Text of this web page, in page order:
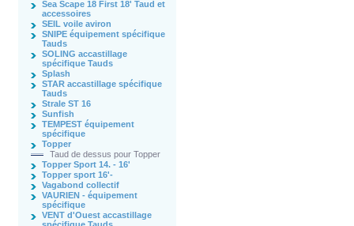
Sea Scape 18 First 18' Taud et
accessoires
SEIL voile aviron
SNIPE équipement spécifique
Tauds
SOLING accastillage
spécifique Tauds
Splash
STAR accastillage spécifique
Tauds
Strale ST 16
Sunfish
TEMPEST équipement
spécifique
Topper
Taud de dessus pour Topper
Topper Sport 14. - 16'
Topper sport 16'-
Vagabond collectif
VAURIEN - équipement
spécifique
VENT d'Ouest accastillage